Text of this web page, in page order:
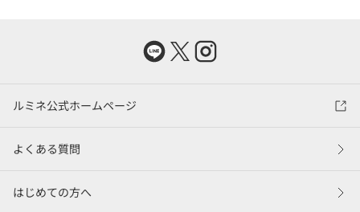
ルミネ公式ホームページ
よくある質問
はじめての方へ